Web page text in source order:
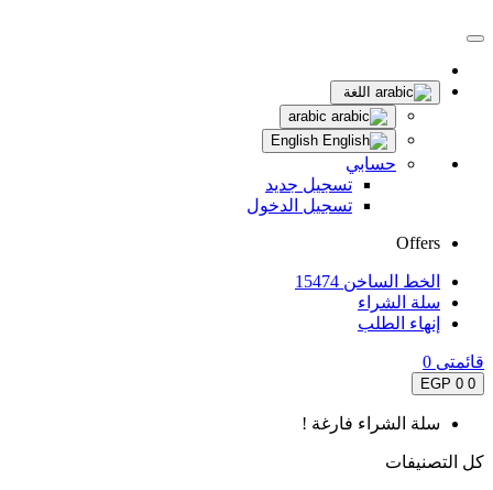
اللغة
حسابي
تسجيل جديد
تسجيل الدخول
Offers
الخط الساخن 15474
سلة الشراء
إنهاء الطلب
قائمتى 0
0
0 EGP
سلة الشراء فارغة !
كل التصنيفات